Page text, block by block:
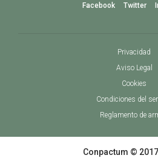
Facebook Twitter
Privacidad
Aviso Legal
Cookies
Condiciones del
Reglamento de
Conpactum ©